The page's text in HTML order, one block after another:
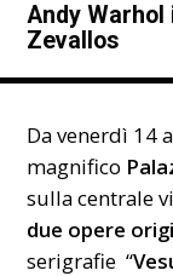
Andy
Zevallos
Da venerdì 14
magnifico
sulla centrale
due opere
serigrafie “